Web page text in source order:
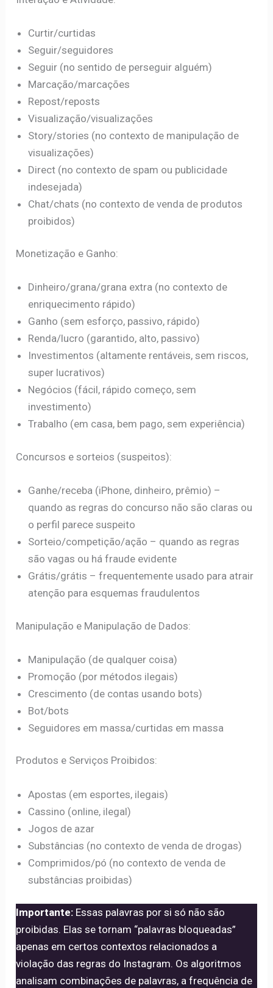
Curtir/curtidas
Seguir/seguidores
Seguir (no sentido de perseguir alguém)
Marcação/marcações
Repost/reposts
Visualização/visualizações
Story/stories (no contexto de manipulação de
visualizações)
Direct (no contexto de spam ou publicidade
indesejada)
Chat/chats (no contexto de venda de produtos
proibidos)
Monetização e Ganho:
Dinheiro/grana/grana extra (no contexto de
enriquecimento rápido)
Ganho (sem esforço, passivo, rápido)
Renda/lucro (garantido, alto, passivo)
Investimentos (altamente rentáveis, sem riscos,
super lucrativos)
Negócios (fácil, rápido começo, sem
investimento)
Trabalho (em casa, bem pago, sem experiência)
Concursos e sorteios (suspeitos):
Ganhe/receba (iPhone, dinheiro, prêmio) –
quando as regras do concurso não são claras ou
o perfil parece suspeito
Sorteio/competição/ação – quando as regras
são vagas ou há fraude evidente
Grátis/grátis – frequentemente usado para atrair
atenção para esquemas fraudulentos
Manipulação e Manipulação de Dados:
Manipulação (de qualquer coisa)
Promoção (por métodos ilegais)
Crescimento (de contas usando bots)
Bot/bots
Seguidores em massa/curtidas em massa
Produtos e Serviços Proibidos:
Apostas (em esportes, ilegais)
Cassino (online, ilegal)
Jogos de azar
Substâncias (no contexto de venda de drogas)
Comprimidos/pó (no contexto de venda de
substâncias proibidas)
Importante: Essas palavras por si só não são
proibidas. Elas se tornam “palavras bloqueadas”
apenas em certos contextos relacionados a
violação das regras do Instagram. Os algoritmos
analisam combinações de palavras, a frequência de